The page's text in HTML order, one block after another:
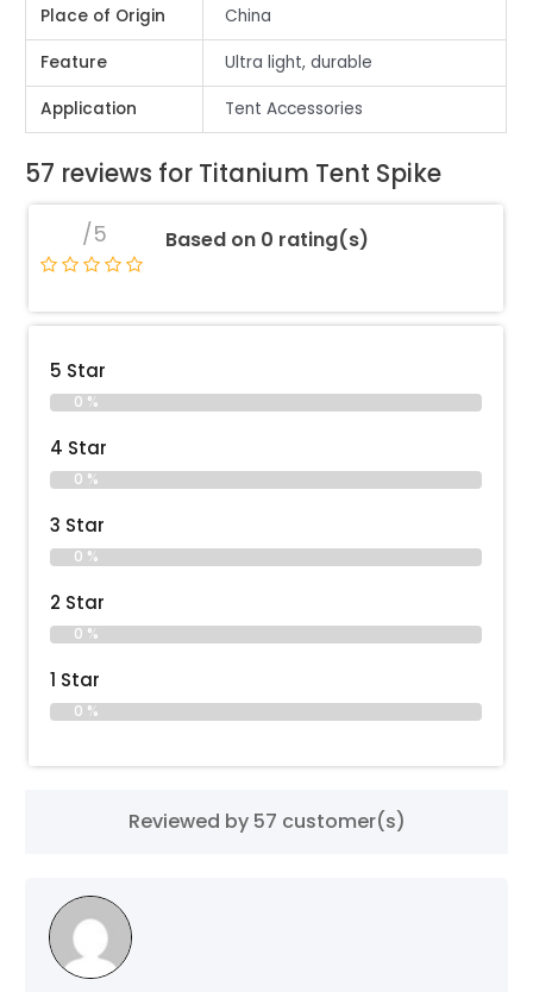
Place of Origin China
Feature Ultra light, durable
Application Tent Accessories
57 reviews for Titanium Tent Spike
/5 Based on 0 rating(s)
5 Star
0 %
4 Star
0 %
3 Star
0 %
2 Star
0 %
1 Star
0 %
Reviewed by 57 customer(s)